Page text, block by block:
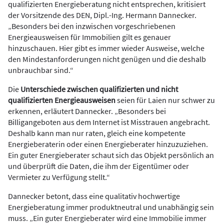
qualifizierten Energieberatung nicht entsprechen, kritisiert
der Vorsitzende des DEN, Dipl.-Ing. Hermann Dannecker.
„Besonders bei den inzwischen vorgeschriebenen
Energieausweisen für Immobilien gilt es genauer
hinzuschauen. Hier gibt es immer wieder Ausweise, welche
den Mindestanforderungen nicht genügen und die deshalb
unbrauchbar sind.“
Die Unterschiede zwischen qualifizierten und nicht
qualifizierten Energieausweisenseien für Laien nur schwer zu
erkennen, erläutert Dannecker. „Besonders bei
Billigangeboten aus dem Internet ist Misstrauen angebracht.
Deshalb kann man nur raten, gleich eine kompetente
Energieberaterin oder einen Energieberater hinzuzuziehen.
Ein guter Energieberater schaut sich das Objekt persönlich an
und überprüft die Daten, die ihm der Eigentümer oder
Vermieter zu Verfügung stellt.“
Dannecker betont, dass eine qualitativ hochwertige
Energieberatung immer produktneutral und unabhängig sein
muss. „Ein guter Energieberater wird eine Immobilie immer